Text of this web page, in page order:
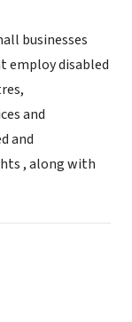
businesses
employ disabled
and
and
, along with